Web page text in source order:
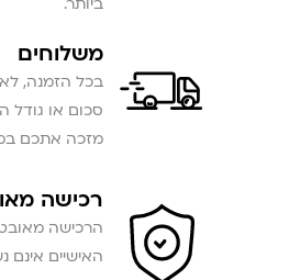
משלוחים
בכל הזמנה,
סכום או גודל
מזכה אתכם
רכישה
הרכישה
האישיים אינם